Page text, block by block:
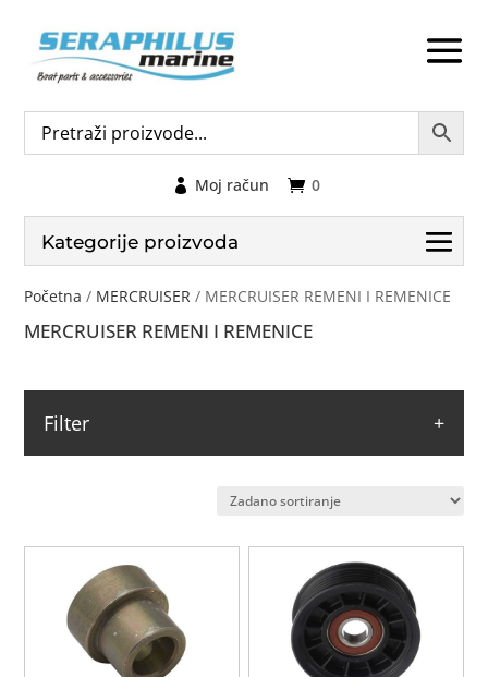
0
Moj račun
Kategorije proizvoda
Početna / MERCRUISER / MERCRUISER REMENI I REMENICE
MERCRUISER REMENI I REMENICE
Filter